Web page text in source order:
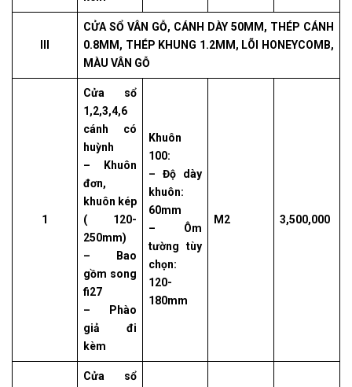
CỬA SỔ VÂN GỖ, CÁNH DÀY 50MM, THÉP CÁNH
0.8MM, THÉP KHUNG 1.2MM, LÕI HONEYCOMB,
MÀU VÂN GỖ
1
Cửa sổ
1,2,3,4,6
cánh có
huỳnh
– Khuôn
đơn,
khuôn kép
( 120-
250mm)
– Bao
gồm song
fi27
– Phào
giả đi
kèm
Khuôn
100:
– Độ dày
khuôn:
60mm
– Ôm
tường tùy
chọn:
120-
180mm
M2 3,500,000
Cửa sổ